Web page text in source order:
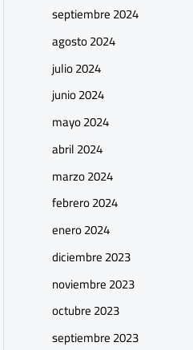
septiembre 2024
agosto 2024
julio 2024
junio 2024
mayo 2024
abril 2024
marzo 2024
febrero 2024
enero 2024
diciembre 2023
noviembre 2023
octubre 2023
septiembre 2023